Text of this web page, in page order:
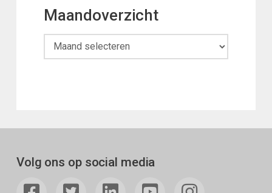
Maandoverzicht
Maandoverzicht
Volg ons op social media